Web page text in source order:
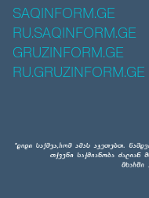
SAQINFORM.GE
RU.SAQINFORM.GE
GRUZINFORM.GE
RU.GRUZINFORM.GE